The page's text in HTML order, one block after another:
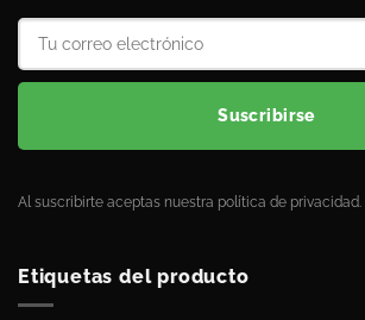
Suscribirse
Al suscribirte aceptas nuestra política de privacidad.
Etiquetas del producto